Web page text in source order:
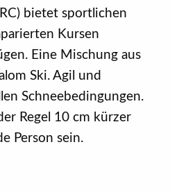
bietet sportlichen
Kursen
Eine Mischung aus
Ski. Agil und
Schneebedingungen.
Regel 10 cm kürzer
Person sein.